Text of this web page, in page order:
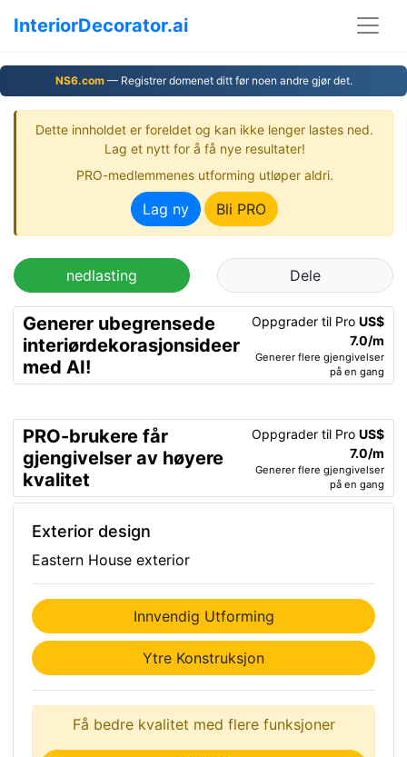
InteriorDecorator.ai
NS6.com— Registrer domenet ditt før noen andre gjør det.
Dette innholdet er foreldet og kan ikke lenger lastes ned.
Lag et nytt for å få nye resultater!
PRO-medlemmenes utforming utløper aldri.
Lag ny Bli PRO
nedlasting Dele
Generer ubegrensede
interiørdekorasjonsideer
med AI!
Oppgrader til Pro US$
7.0/m
Generer flere gjengivelser
på en gang
PRO-brukere får
gjengivelser av høyere
kvalitet
Oppgrader til Pro US$
7.0/m
Generer flere gjengivelser
på en gang
Exterior design
Eastern House exterior
Innvendig Utforming
Ytre Konstruksjon
Få bedre kvalitet med flere funksjoner